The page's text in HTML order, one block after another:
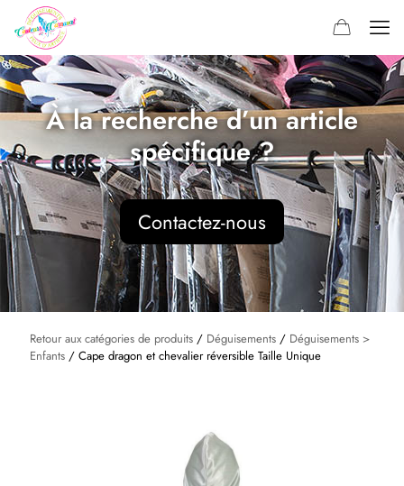
À la recherche d’un article
spécifique ?
Contactez-nous
Retour aux catégories de produits / Déguisements / Déguisements >
Enfants / Cape dragon et chevalier réversible Taille Unique